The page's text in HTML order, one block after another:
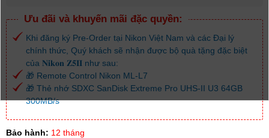
Ưu đãi và khuyến mãi đặc quyền:
Khi đăng ký Pre-Order tại Nikon Việt Nam và các Đại lý
chính thức, Quý khách sẽ nhận được bộ quà tặng đặc biệt
của 𝐍𝐢𝐤𝐨𝐧 𝐙𝟓𝐈𝐈 như sau:
🎁 Remote Control Nikon ML-L7
🎁 Thẻ nhớ SDXC SanDisk Extreme Pro UHS-II U3 64GB
300MB/s
Bảo hành: 12 tháng